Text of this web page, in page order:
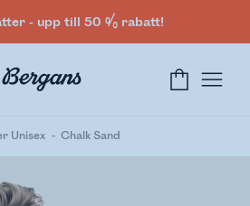
- upp till 50 % rabatt!
Unisex Chalk Sand